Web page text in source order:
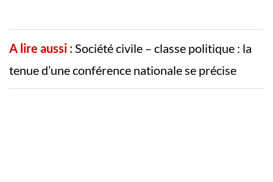
A lire aussi : Société civile – classe politique : la
tenue d’une conférence nationale se précise